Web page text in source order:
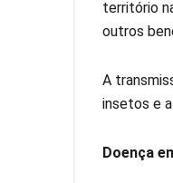
território
outros
A
insetos e
Doença